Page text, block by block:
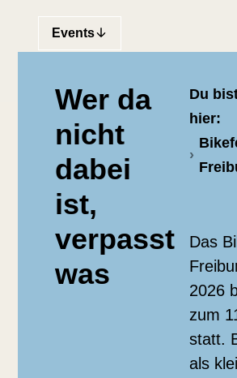
Events
Wer da
nicht
dabei
ist,
verpasst
was
Du
hier:
Das
2026
zum
statt.
als